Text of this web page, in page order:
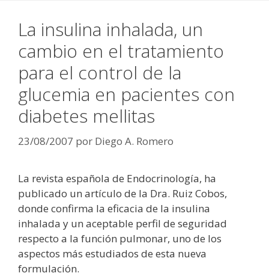
La insulina inhalada, un
cambio en el tratamiento
para el control de la
glucemia en pacientes con
diabetes mellitas
23/08/2007 por Diego A. Romero
La revista española de Endocrinología, ha
publicado un artículo de la Dra. Ruiz Cobos,
donde confirma la eficacia de la insulina
inhalada y un aceptable perfil de seguridad
respecto a la función pulmonar, uno de los
aspectos más estudiados de esta nueva
formulación.